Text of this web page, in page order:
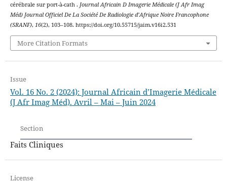
cérébrale sur port-à-cath . Journal Africain D Imagerie Médicale (J Afr Imag
Méd) Journal Officiel De La Société De Radiologie d’Afrique Noire Francophone
(SRANF), 16(2), 103–108. https://doi.org/10.55715/jaim.v16i2.531
More Citation Formats
Issue
Vol. 16 No. 2 (2024): Journal Africain d’Imagerie Médicale
(J Afr Imag Méd). Avril – Mai – Juin 2024
Section
Faits Cliniques
License